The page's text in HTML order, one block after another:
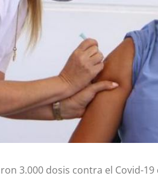
3.000 dosis contra el Covid-